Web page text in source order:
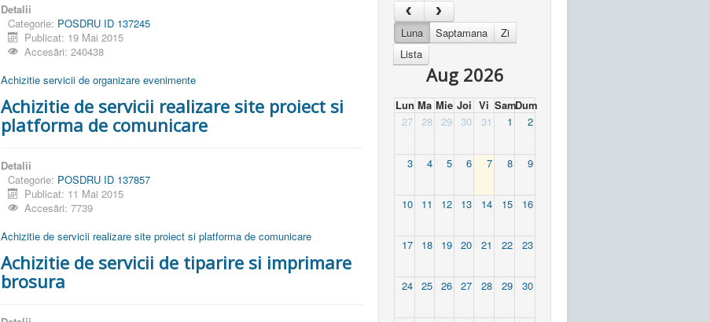
Detalii
Categorie: POSDRU ID 137245
Publicat: 19 Mai 2015
Accesări: 240438
Achizitie servicii de organizare evenimente
Achizitie de servicii realizare site proiect si
platforma de comunicare
Detalii
Categorie: POSDRU ID 137857
Publicat: 11 Mai 2015
Accesări: 7739
Achizitie de servicii realizare site proiect si platforma de comunicare
Achizitie de servicii de tiparire si imprimare
brosura
Luna Saptamana
Zi
Lista
Aug 2026
Lun Ma Mie Joi Vi SamDum
27
28 29 30 31 1 2
3 4 5 6 7 8 9
10 11 12 13 14 15 16
17 18 19 20 21 22 23
24 25 26 27 28 29 30